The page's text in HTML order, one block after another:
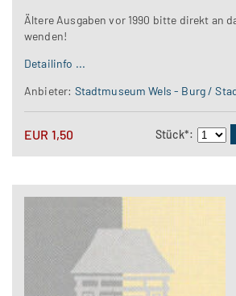
Ältere Ausgaben vor 1990 bitte direkt an
wenden!
Detailinfo ...
Anbieter: Stadtmuseum Wels - Burg /
EUR 1,50 Stück*: